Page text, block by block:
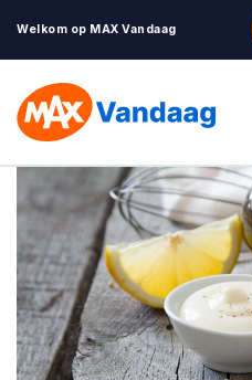
Welkom op MAX Vandaag